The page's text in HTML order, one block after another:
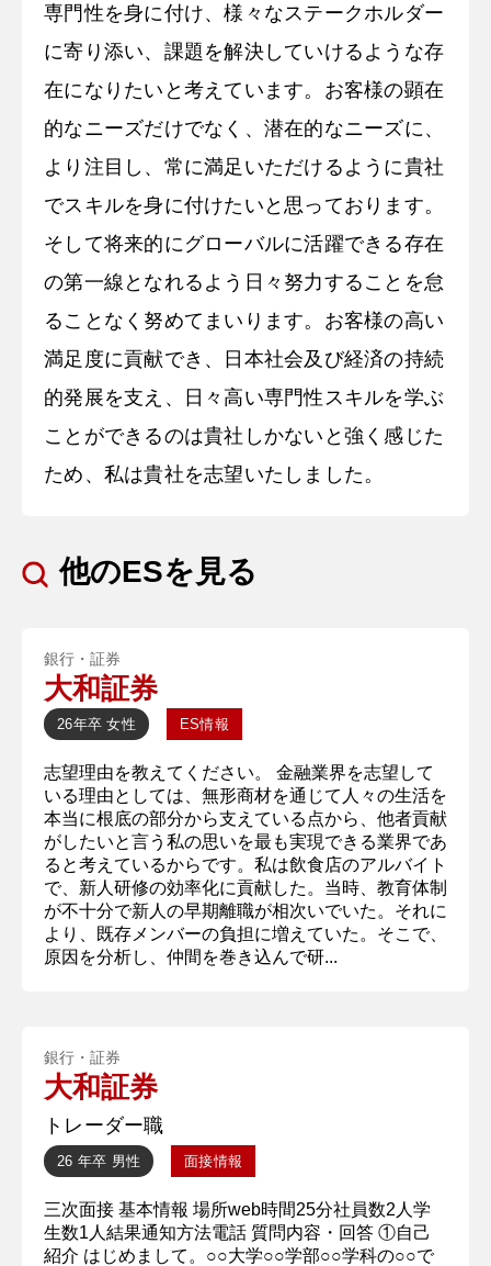
専門性を身に付け、様々なステークホルダー
に寄り添い、課題を解決していけるような存
在になりたいと考えています。お客様の顕在
的なニーズだけでなく、潜在的なニーズに、
より注目し、常に満足いただけるように貴社
でスキルを身に付けたいと思っております。
そして将来的にグローバルに活躍できる存在
の第一線となれるよう日々努力することを怠
ることなく努めてまいります。お客様の高い
満足度に貢献でき、日本社会及び経済の持続
的発展を支え、日々高い専門性スキルを学ぶ
ことができるのは貴社しかないと強く感じた
ため、私は貴社を志望いたしました。
他のESを見る
銀行・証券
大和証券
26年卒 女性 ES情報
志望理由を教えてください。 金融業界を志望して
いる理由としては、無形商材を通じて人々の生活を
本当に根底の部分から支えている点から、他者貢献
がしたいと言う私の思いを最も実現できる業界であ
ると考えているからです。私は飲食店のアルバイト
で、新人研修の効率化に貢献した。当時、教育体制
が不十分で新人の早期離職が相次いでいた。それに
より、既存メンバーの負担に増えていた。そこで、
原因を分析し、仲間を巻き込んで研...
銀行・証券
大和証券
トレーダー職
26 年卒 男性 面接情報
三次面接 基本情報 場所web時間25分社員数2人学
生数1人結果通知方法電話 質問内容・回答 ①自己
紹介 はじめまして。○○大学○○学部○○学科の○○で